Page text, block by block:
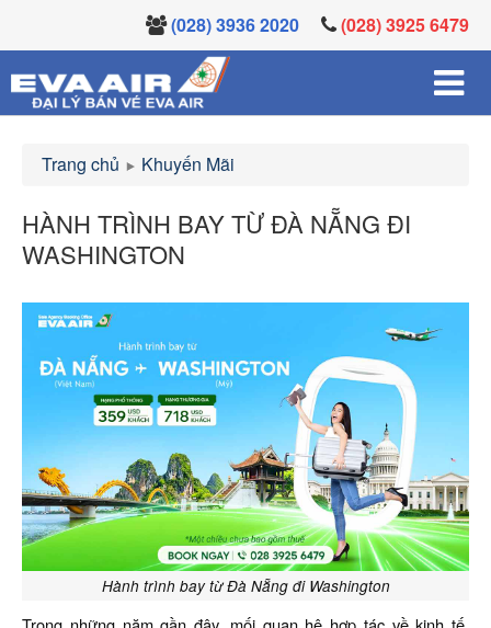
(028) 3936 2020 (028) 3925 6479
Trang chủ Khuyến Mãi
HÀNH TRÌNH BAY TỪ ĐÀ NẴNG ĐI
WASHINGTON
Hành trình bay từ Đà Nẵng đi Washington